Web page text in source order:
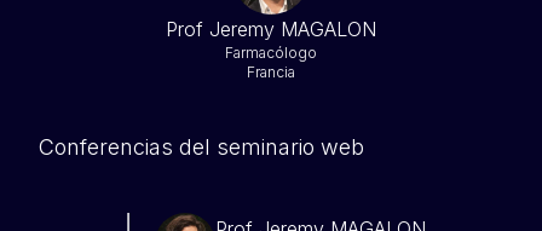
Prof Jeremy MAGALON
Farmacólogo
Francia
Conferencias del seminario web